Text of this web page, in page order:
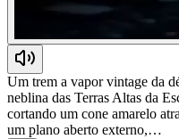
Um trem a vapor vintage da
neblina das Terras Altas da
cortando um cone amarelo
um plano aberto externo,…